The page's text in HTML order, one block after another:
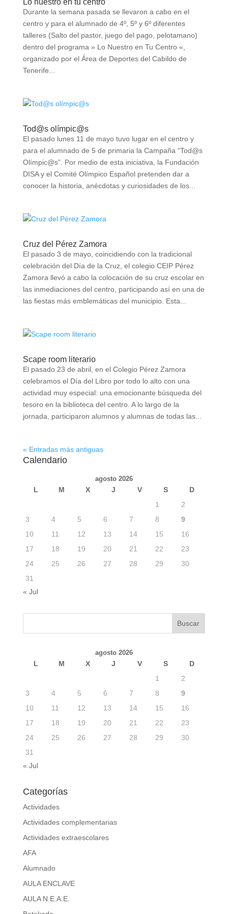
Lo nuestro en tu centro
Durante la semana pasada se llevaron a cabo en el
centro y para el alumnado de 4º, 5º y 6º diferentes
talleres (Salto del pastor, juego del pago, pelotamano)
dentro del programa » Lo Nuestro en Tu Centro «,
organizado por el Área de Deportes del Cabildo de
Tenerife...
Tod@s olímpic@s
El pasado lunes 11 de mayo tuvo lugar en el centro y
para el alumnado de 5 de primaria la Campaña “Tod@s
Olímpic@s”. Por medio de esta iniciativa, la Fundación
DISA y el Comité Olímpico Español pretenden dar a
conocer la historia, anécdotas y curiosidades de los...
Cruz del Pérez Zamora
El pasado 3 de mayo, coincidiendo con la tradicional
celebración del Día de la Cruz, el colegio CEIP Pérez
Zamora llevó a cabo la colocación de su cruz escolar en
las inmediaciones del centro, participando así en una de
las fiestas más emblemáticas del municipio. Esta...
Scape room literario
El pasado 23 de abril, en el Colegio Pérez Zamora
celebramos el Día del Libro por todo lo alto con una
actividad muy especial: una emocionante búsqueda del
tesoro en la biblioteca del centro. A lo largo de la
jornada, participaron alumnos y alumnas de todas las...
« Entradas más antiguas
Calendario
agosto 2026
L M X J V S
D
1
2
3
4 5 6 7 8
9
10
11 12 13 14 15
16
17
18 19 20 21 22
23
24
25 26 27 28 29
30
31
« Jul
agosto 2026
L M X J V S
D
1
2
3
4 5 6 7 8
9
10
11 12 13 14 15
16
17
18 19 20 21 22
23
24
25 26 27 28 29
30
31
« Jul
Categorías
Actividades
Actividades complementarias
Actividades extraescolares
AFA
Alumnado
AULA ENCLAVE
AULA N.E.A.E.